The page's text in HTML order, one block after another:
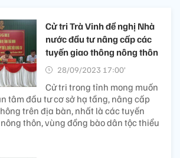
Cử tri Trà Vinh đề nghị Nhà
nước đầu tư nâng cấp các
tuyến giao thông nông thôn
28/09/2023 17:00’
Cử tri trong tỉnh mong muốn
tâm đầu tư cơ sở hạ tầng, nâng cấp
trên địa bàn, nhất là các tuyến
thôn, vùng đồng bào dân tộc thiểu